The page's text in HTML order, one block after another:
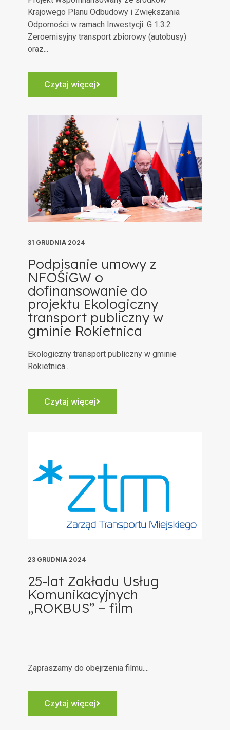
Krajowego Planu Odbudowy i Zwiększania
Odporności w ramach Inwestycji: G 1.3.2
Zeroemisyjny transport zbiorowy (autobusy)
oraz...
Czytaj więcej
31 GRUDNIA 2024
Podpisanie umowy z
NFOŚiGW o
dofinansowanie do
projektu Ekologiczny
transport publiczny w
gminie Rokietnica
Ekologiczny transport publiczny w gminie
Rokietnica...
Czytaj więcej
23 GRUDNIA 2024
25-lat Zakładu Usług
Komunikacyjnych
„ROKBUS” – film
Zapraszamy do obejrzenia filmu....
Czytaj więcej